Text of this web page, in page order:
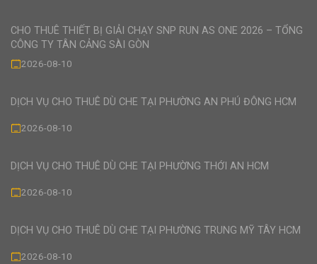
CHO THUÊ THIẾT BỊ GIẢI CHẠY SNP RUN AS ONE 2026 – TỔNG
CÔNG TY TÂN CẢNG SÀI GÒN
2026-08-10
DỊCH VỤ CHO THUÊ DÙ CHE TẠI PHƯỜNG AN PHÚ ĐÔNG HCM
2026-08-10
DỊCH VỤ CHO THUÊ DÙ CHE TẠI PHƯỜNG THỚI AN HCM
2026-08-10
DỊCH VỤ CHO THUÊ DÙ CHE TẠI PHƯỜNG TRUNG MỸ TÂY HCM
2026-08-10